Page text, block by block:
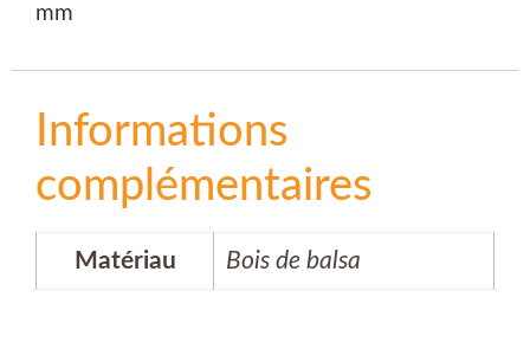
mm
Informations
complémentaires
Matériau Bois de balsa